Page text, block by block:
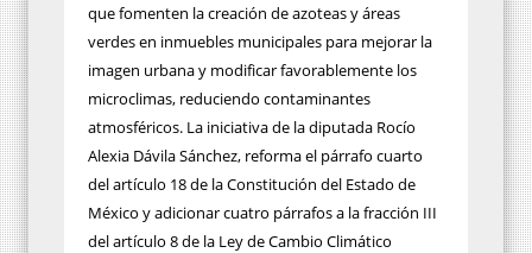
que fomenten la creación de azoteas y áreas
verdes en inmuebles municipales para mejorar la
imagen urbana y modificar favorablemente los
microclimas, reduciendo contaminantes
atmosféricos. La iniciativa de la diputada Rocío
Alexia Dávila Sánchez, reforma el párrafo cuarto
del artículo 18 de la Constitución del Estado de
México y adicionar cuatro párrafos a la fracción III
del artículo 8 de la Ley de Cambio Climático